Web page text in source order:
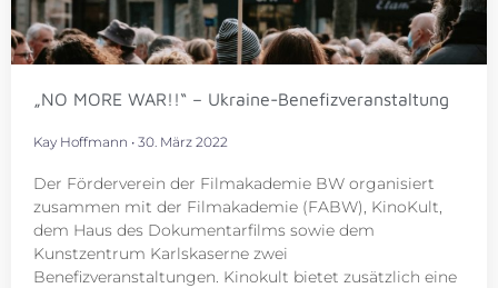
„NO MORE WAR!!“ – Ukraine-Benefizveranstaltung
Kay Hoffmann 30. März 2022
Der Förderverein der Filmakademie BW organisiert
zusammen mit der Filmakademie (FABW), KinoKult,
dem Haus des Dokumentarfilms sowie dem
Kunstzentrum Karlskaserne zwei
Benefizveranstaltungen. Kinokult bietet zusätzlich eine